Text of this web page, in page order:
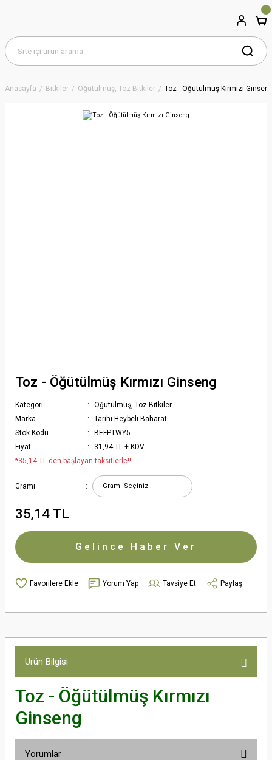
Anasayfa Bitkiler Öğütülmüş, Toz Bitkiler Toz - Öğütülmüş Kırmızı
Toz - Öğütülmüş Kırmızı Ginseng
Kategori
Öğütülmüş, Toz Bitkiler
Marka
Tarihi Heybeli Baharat
Stok Kodu
BEFPTWY5
Fiyat
31,94 TL + KDV
*35,14 TL den başlayan taksitlerle!!
Gramı
35,14 TL
Gelince Haber Ver
Yorum Yap Tavsiye Et Paylaş
Ürün Bilgisi
Toz - Öğütülmüş Kırmızı
Ginseng
Yorumlar